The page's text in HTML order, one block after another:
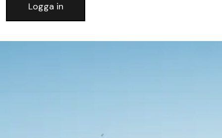
Logga in